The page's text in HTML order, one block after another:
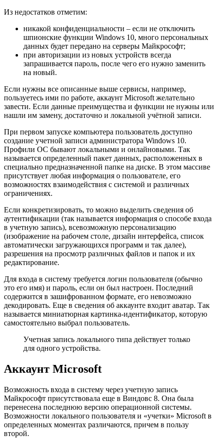
Из недостатков отметим:
никакой конфиденциальности – если не отключить
шпионские функции Windows 10, много персональных
данных будет передано на серверы Майкрософт;
при авторизации из новых устройств всегда
запрашивается пароль, после чего его нужно заменить
на новый.
Если нужны все описанные выше сервисы, например,
пользуетесь ими по работе, аккаунт Microsoft желательно
завести. Если данные преимущества и функции не нужны или
нашли им замену, достаточно и локальной учётной записи.
При первом запуске компьютера пользователь доступно
создание учетной записи администратора Windows 10.
Профили ОС бывают локальными и онлайновыми. Так
называется определенный пакет данных, расположенных в
специально предназначенной папке на диске. В этом массиве
присутствует любая информация о пользователе, его
возможностях взаимодействия с системой и различных
ограничениях.
Если конкретизировать, то можно выделить сведения об
аутентификации (так называется информация о способе входа
в учетную запись), всевозможную персонализацию
(изображение на рабочем столе, дизайн интерфейса, список
автоматически загружающихся программ и так далее),
разрешения на просмотр различных файлов и папок и их
редактирование.
Для входа в систему требуется логин пользователя (обычно
это его имя) и пароль, если он был настроен. Последний
содержится в зашифрованном формате, его невозможно
декодировать. Еще в сведения об аккаунте входит аватар. Так
называется миниатюрная картинка-идентификатор, которую
самостоятельно выбрал пользователь.
Учетная запись локального типа действует только
для одного устройства.
Аккаунт Microsoft
Возможность входа в систему через учетную запись
Майкрософт присутствовала еще в Виндовс 8. Она была
перенесена последнюю версию операционной системы.
Возможности локального пользователя и «учетки» Microsoft в
определенных моментах различаются, причем в пользу
второй.